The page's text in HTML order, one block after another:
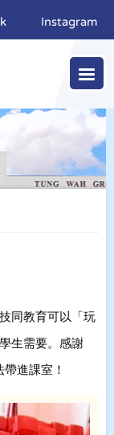
Instagram
同教育可以「玩
生需要。 感謝
進課室！